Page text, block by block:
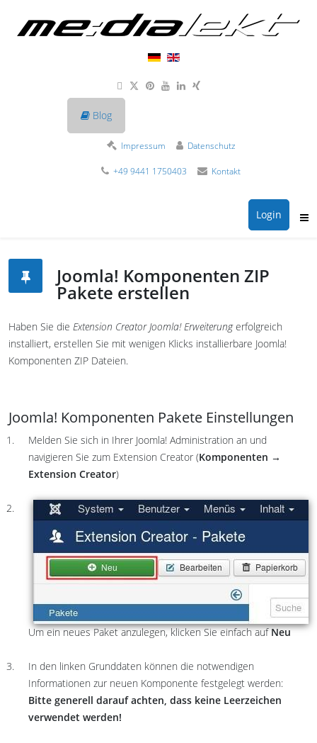
Blog
Impressum Datenschutz
+49 9441 1750403 Kontakt
Login
Joomla! Komponenten ZIP
Pakete erstellen
Haben Sie die Extension Creator Joomla! Erweiterungerfolgreich
installiert, erstellen Sie mit wenigen Klicks installierbare Joomla!
Komponenten ZIP Dateien.
Joomla! Komponenten Pakete Einstellungen
Melden Sie sich in Ihrer Joomla! Administration an und
navigieren Sie zum Extension Creator (Komponenten →
Extension Creator)
Um ein neues Paket anzulegen, klicken Sie einfach aufNeu
In den linken Grunddaten können die notwendigen
Informationen zur neuen Komponente festgelegt werden:
Bitte generell darauf achten, dass keine Leerzeichen
verwendet werden!